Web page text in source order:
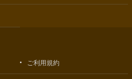
ご利用規約